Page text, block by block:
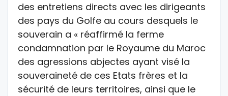
des entretiens directs avec les dirigeants
des pays du Golfe au cours desquels le
souverain a « réaffirmé la ferme
condamnation par le Royaume du Maroc
des agressions abjectes ayant visé la
souveraineté de ces Etats frères et la
sécurité de leurs territoires, ainsi que le